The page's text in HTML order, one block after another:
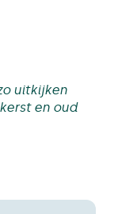
uitkijken
en oud